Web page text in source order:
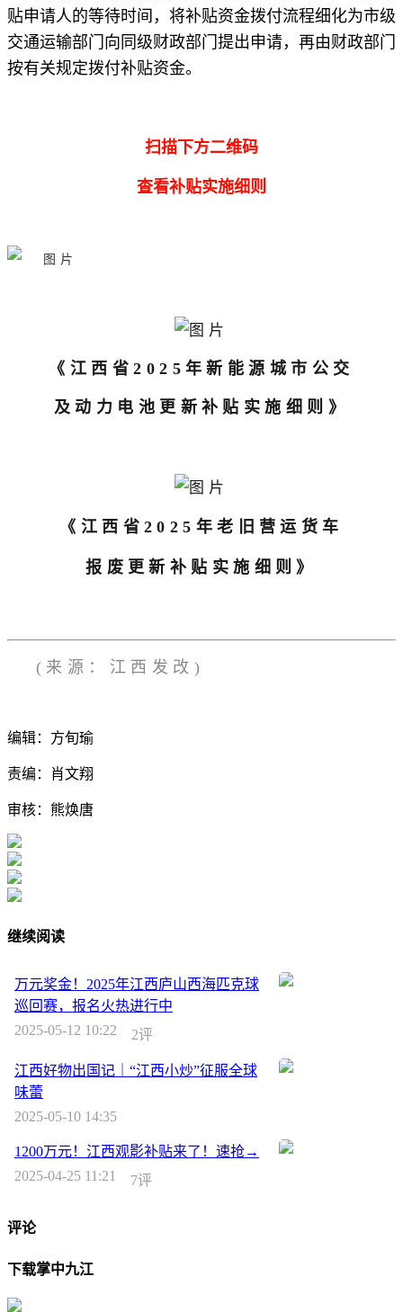
贴申请人的等待时间，将补贴资金拨付流程细化为市级
交通运输部门向同级财政部门提出申请，再由财政部门
按有关规定拨付补贴资金。
扫描下方二维码
查看补贴实施细则
《江西省2025年新能源城市公交
及动力电池更新补贴实施细则》
《江西省2025年老旧营运货车
报废更新补贴实施细则》
(来源：江西发改)
编辑：方旬瑜
责编：肖文翔
审核：熊焕唐
继续阅读
万元奖金！2025年江西庐山西海匹克球
巡回赛，报名火热进行中
2025-05-12 10:22
2评
江西好物出国记｜“江西小炒”征服全球
味蕾
2025-05-10 14:35
1200万元！江西观影补贴来了！速抢→
2025-04-25 11:21
7评
评论
下载掌中九江